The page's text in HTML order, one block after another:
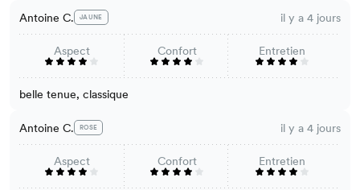
Antoine C. JAUNE il y a 4 jours
Aspect Confort Entretien
belle tenue, classique
Antoine C. ROSE il y a 4 jours
Aspect Confort Entretien